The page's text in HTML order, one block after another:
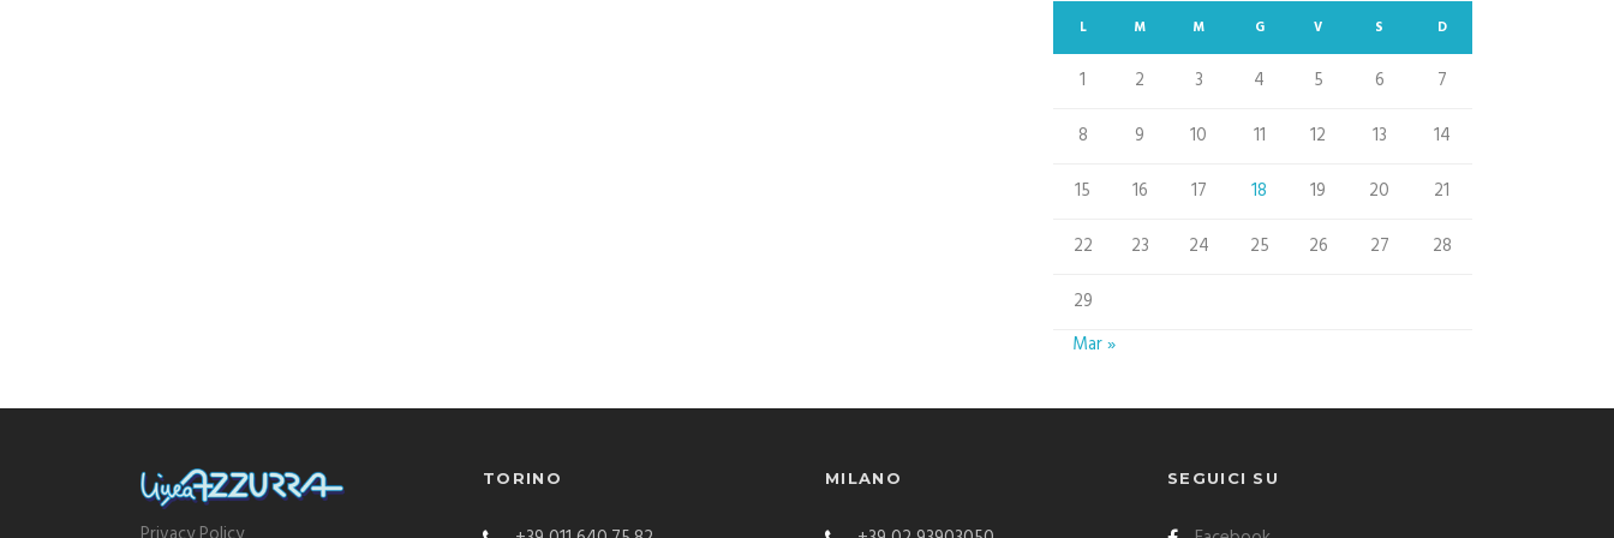
L M M G V S D
1 2 3 4 5 6
7
8
9 10 11 12 13
14
15
16 17 18 19 20
21
22
23 24 25 26 27
28
29
Mar »
TORINO MILANO SEGUICI SU